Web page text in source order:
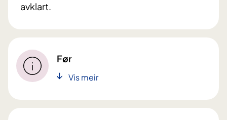
avklart.
Før
Vis meir